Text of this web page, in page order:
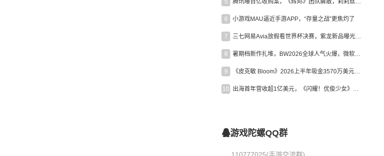
5 腾讯曝百亿收购案，《辉烬》团队解散，莉莉丝新作曝光｜陀螺周报
6 小游戏MAU逼近手游APP，“存量之战”更焦灼了
7 三七网易Avia放假看世界杯决赛，紫龙新品曝光，米哈游新作上线 | 陀螺周报
8 暑期档新作扎堆，BW2026全球人气火爆，微软XBOX大裁员|陀螺周报
9 《皮克敏 Bloom》2026上半年吸金3570万美元，中国台湾成最大市场
10 出海首年营收超1亿美元，《闪耀！优俊少女》美国市场占比达七成
游戏陀螺QQ群